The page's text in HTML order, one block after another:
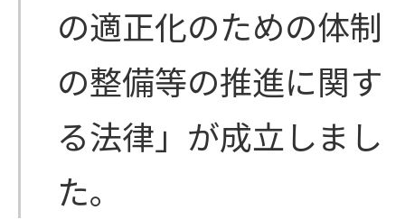
の適正化のための体制
の整備等の推進に関す
る法律」が成立しまし
た。